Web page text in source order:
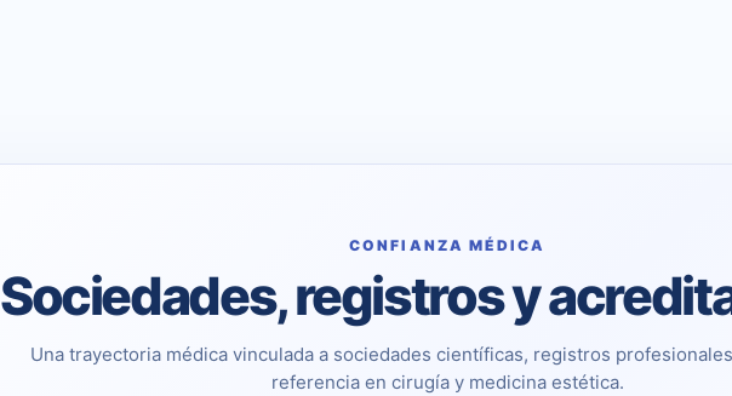
CONFIANZA MÉDICA
Sociedades, registros y
Una trayectoria médica vinculada a sociedades científicas, registros
referencia en cirugía y medicina estética.